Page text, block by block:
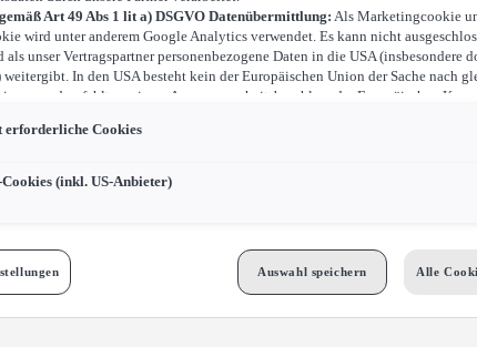
Art 49 Abs 1 lit a) DSGVO Datenübermittlung: Als Marketingcookie
wird unter anderem Google Analytics verwendet. Es kann nicht
als unser Vertragspartner personenbezogene Daten in die USA (insbesondere
In den USA besteht kein der Europäischen Union der Sache nach
und es fehlt an einem Angemessenheitsbeschluss der Europäischen
können, in den USA keine Datenschutzgrundsätze bestehen, und weil nicht
Eingriffe in Ihre persönlichen Rechte und Freiheiten nicht auf das absolut
Sollten Sie das Setzen von Cookies für Marketingzwecke oder
Zwecke von Google Analytics gesetzt werden, finden Sie in den Cookie-
frei, Ihre Einwilligung jederzeit zu geben, zu verweigern oder zurückzuziehen.
für Marketingzwecke:Sofern Sie über einen von uns personalisierten
erforderliche Cookies
(inkl. US-Anbieter)
Auswahl speichern Alle